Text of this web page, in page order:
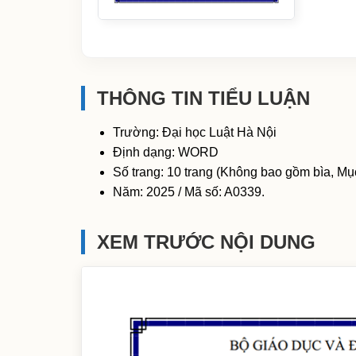
THÔNG TIN TIỂU LUẬN
Trường: Đại học Luật Hà Nội
Định dạng: WORD
Số trang: 10 trang (Không bao gồm bìa,
Năm: 2025 / Mã số: A0339.
XEM TRƯỚC NỘI DUNG